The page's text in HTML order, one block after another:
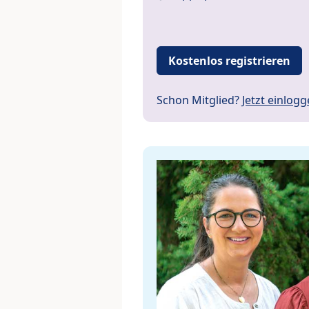
Kostenlos registrieren
Schon Mitglied? Jetzt